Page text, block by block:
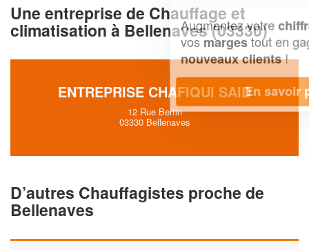
Une entreprise de Chauffage et
climatisation à Bellenaves (03330)
ENTREPRISE CHAFIQUI SAID
12 Rue Bertin
03330 Bellenaves
D’autres Chauffagistes proche de
Bellenaves
Augmentez votrechiffre d'affaireset
vos margestout en gagnant de
nouveaux clients!
En savoir plus